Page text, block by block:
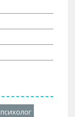
психолог